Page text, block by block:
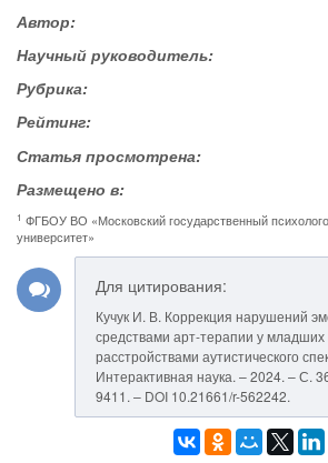
Автор:
Научный руководитель:
Рубрика:
Рейтинг:
Статья просмотрена:
Размещено в:
1 ФГБОУ ВО «Московский государственный
университет»
Для цитирования:
Кучук И. В. Коррекция нарушений
средствами арт-терапии у младших
расстройствами аутистического
Интерактивная наука. – 2024. – С.
9411. – DOI 10.21661/r-562242.